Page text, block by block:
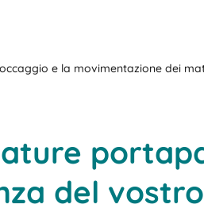
e la movimentazione dei
del